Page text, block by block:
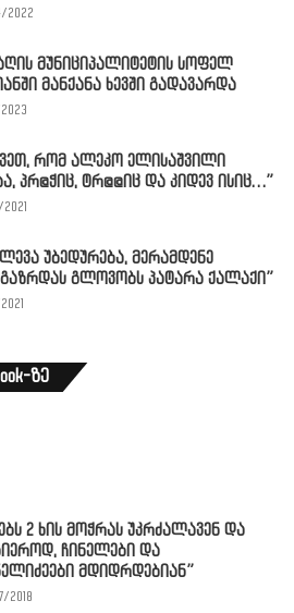
2022
მუნიციპალიტეტის სოფელ
მანქანა ხევში გადავარდა
რომ ალეკო ელისაშვილი
პრ@ჭიც, ტრ@@იც და კიდევ ისიც…”
უბედურება, მერამდენე
გლოვობს პატარა ქალაქი”
ზე
2 ხის მოჭრას უკრძალავენ და
ჩინელები და
მდიდრდებიან”
2018